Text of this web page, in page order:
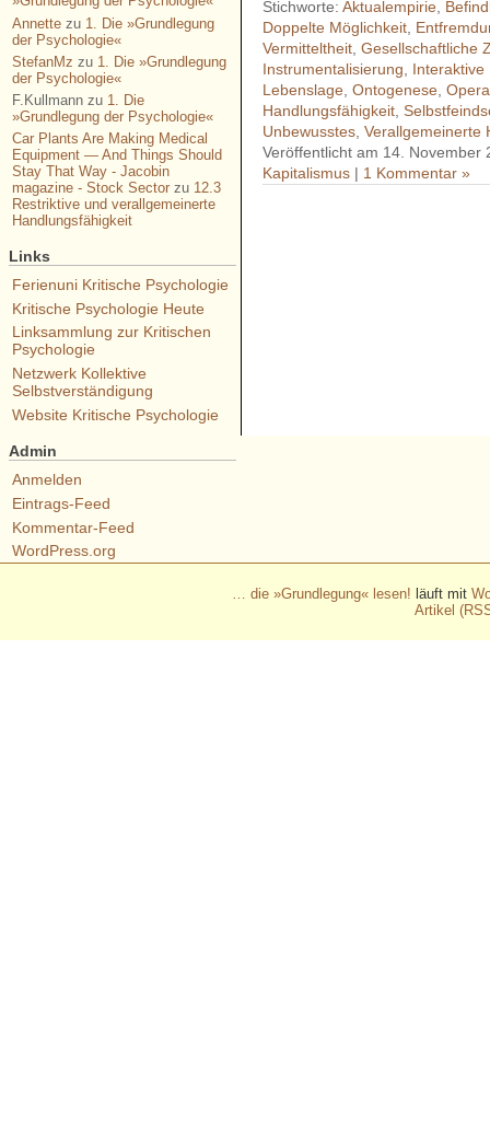
Stichworte:Aktualempirie
Doppelte Möglichkeit
Vermitteltheit ,Gesellschaftliche
Instrumentalisierung
Interaktive
Lebenslage ,Ontogenese ,
Handlungsfähigkeit ,
Unbewusstes ,Verallgemeinerte
Veröffentlicht am 14. November
Kapitalismus | 1 Kommentar »
Annettezu 1. Die »Grundlegung
der Psychologie«
StefanMz zu 1. Die »Grundlegung
der Psychologie«
F.Kullmannzu 1. Die
»Grundlegung der Psychologie«
Car Plants Are Making Medical
Equipment — And Things Should
Stay That Way - Jacobin
magazine - Stock Sectorzu 12.3
Restriktive und verallgemeinerte
Handlungsfähigkeit
Links
Ferienuni Kritische Psychologie
Kritische Psychologie Heute
Linksammlung zur Kritischen
Psychologie
Netzwerk Kollektive
Selbstverständigung
Website Kritische Psychologie
Admin
Anmelden
Eintrags-Feed
Kommentar-Feed
WordPress.org
… die »Grundlegung« lesen! läuft mit
Artikel